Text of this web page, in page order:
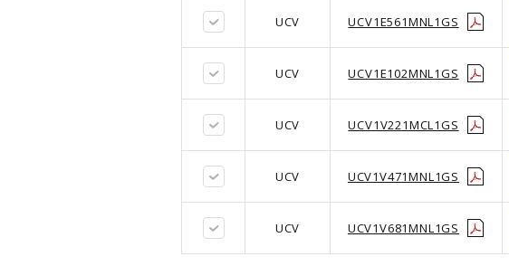
UCV UCV1E561MNL1GS
UCV UCV1E102MNL1GS
UCV UCV1V221MCL1GS
UCV UCV1V471MNL1GS
UCV UCV1V681MNL1GS